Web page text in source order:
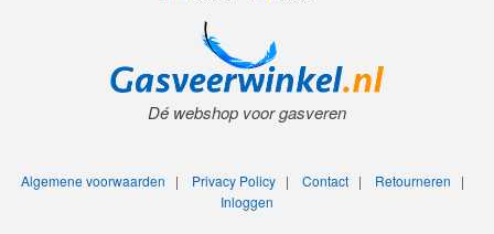
Dé webshop voor gasveren
Algemene voorwaarden | Privacy Policy| Contact| Retourneren |
Inloggen